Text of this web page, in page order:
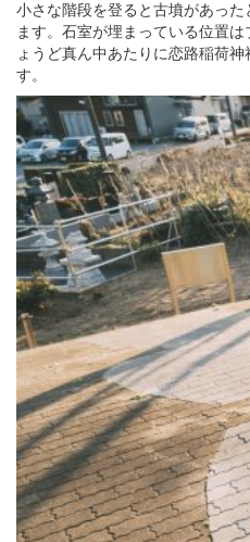
小さな階段を登ると古墳があっ
ます。石室が埋まっている位置
ょうど真ん中あたりに恋路稲荷
す。